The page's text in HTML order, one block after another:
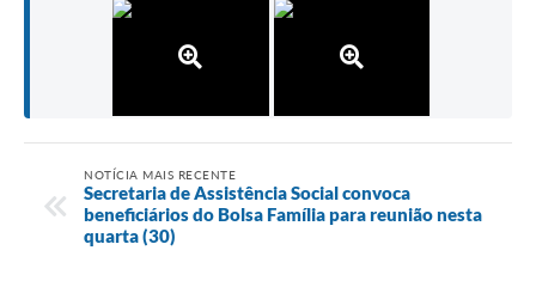
NOTÍCIA MAIS RECENTE
Secretaria de Assistência Social convoca
beneficiários do Bolsa Família para reunião nesta
quarta (30)